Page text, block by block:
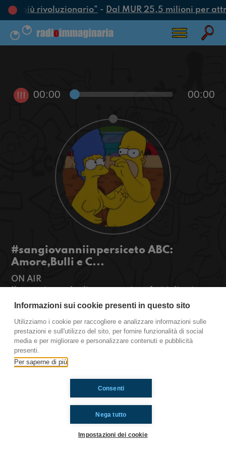
più rivoluzionario”- Dal MUR 25,5 milioni per
!!! 00:00 00:00
#sangiovanniinpersiceto ABC:
Amore,Bulli e C...
ON AIR
adolescenti, ma siamo sicuri di saperne così
#OkkinSu www.radioimmaginaria.it
San Giovanni in Persiceto
Ti è piaciuto? Condividilo!
Informazioni sui cookie presenti in questo sito
Utilizziamo i cookie per raccogliere e analizzare informazioni sulle
prestazioni e sull'utilizzo del sito, per fornire funzionalità di social
media e per migliorare e personalizzare contenuti e pubblicità
presenti.
Per saperne di più
Nega tutto
Consenti
Impostazioni dei cookie